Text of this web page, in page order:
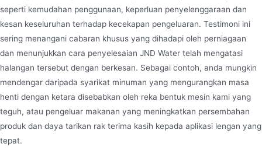
seperti kemudahan penggunaan, keperluan penyelenggaraan dan
kesan keseluruhan terhadap kecekapan pengeluaran. Testimoni ini
sering menangani cabaran khusus yang dihadapi oleh perniagaan
dan menunjukkan cara penyelesaian JND Water telah mengatasi
halangan tersebut dengan berkesan. Sebagai contoh, anda mungkin
mendengar daripada syarikat minuman yang mengurangkan masa
henti dengan ketara disebabkan oleh reka bentuk mesin kami yang
teguh, atau pengeluar makanan yang meningkatkan persembahan
produk dan daya tarikan rak terima kasih kepada aplikasi lengan yang
tepat.